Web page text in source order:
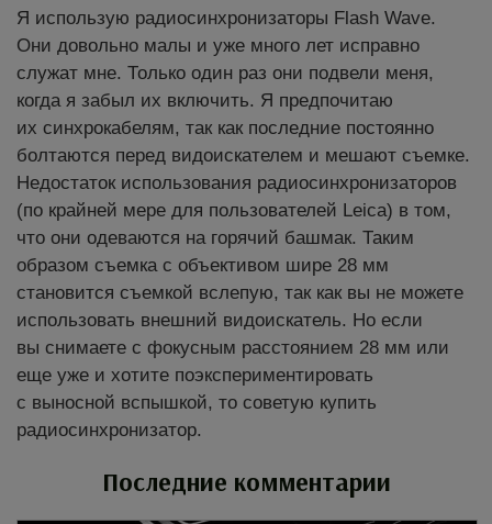
Я использую радиосинхронизаторы Flash Wave.
Они довольно малы и уже много лет исправно
служат мне. Только один раз они подвели меня,
когда я забыл их включить. Я предпочитаю
их синхрокабелям, так как последние постоянно
болтаются перед видоискателем и мешают съемке.
Недостаток использования радиосинхронизаторов
(по крайней мере для пользователей Leica) в том,
что они одеваются на горячий башмак. Таким
образом съемка с объективом шире 28 мм
становится съемкой вслепую, так как вы не можете
использовать внешний видоискатель. Но если
вы снимаете с фокусным расстоянием 28 мм или
еще уже и хотите поэкспериментировать
с выносной вспышкой, то советую купить
радиосинхронизатор.
Последние комментарии